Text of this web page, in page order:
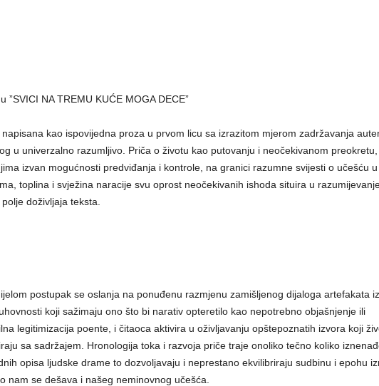
”SVICI NA TREMU KUĆE MOGA DECE”
napisana kao ispovijedna proza u prvom licu sa izrazitom mjerom zadržavanja
u univerzalno razumljivo. Priča o životu kao putovanju i neočekivanom
izvan mogućnosti predviđanja i kontrole, na granici razumne svijesti o učešću u
toplina i svježina naracije svu oprost neočekivanih ishoda situira u
doživljaja teksta.
postupak se oslanja na ponuđenu razmjenu zamišljenog dijaloga artefakata
koji sažimaju ono što bi narativ opteretilo kao nepotrebno objašnjenje ili
legitimizacija poente, i čitaoca aktivira u oživljavanju opštepoznatih izvora koji
sa sadržajem. Hronologija toka i razvoja priče traje onoliko tečno koliko
opisa ljudske drame to dozvoljavaju i neprestano ekvilibriraju sudbinu i epohu
nam se dešava i našeg neminovnog učešća.